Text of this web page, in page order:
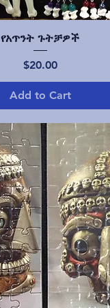
Quick View
የአጥንት ጉትቻዎች
Price
$20.00
Add to Cart